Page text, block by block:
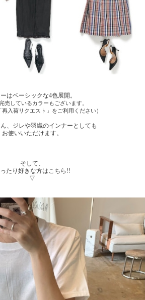
はベーシックな4色展開。
売しているカラーもございます。
入荷リクエスト」をご利用ください）
、ジレや羽織のインナーとしても
お使いいただけます。
そして、
たり好きな方はこちら!!
▽